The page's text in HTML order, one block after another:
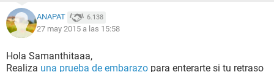
ANAPAT 6.138
27 may 2015 a las 15:58
Hola Samanthitaaa,
Realiza una prueba de embarazo para enterarte si tu retraso